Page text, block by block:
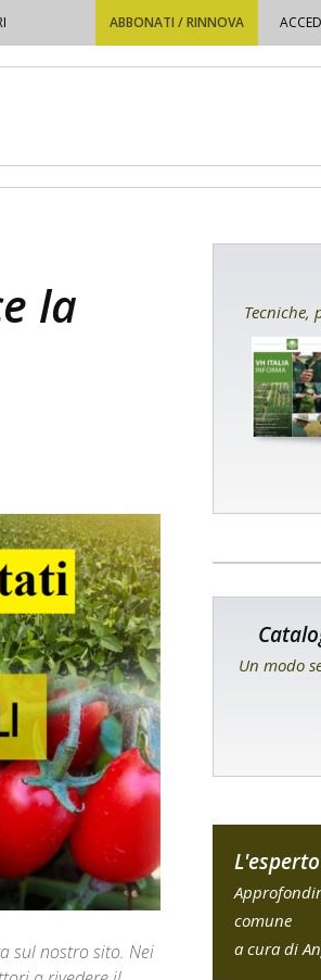
ABBONATI / RINNOVA
la
sul nostro sito. Nei
Tecniche,
Un modo
comune
a cura di